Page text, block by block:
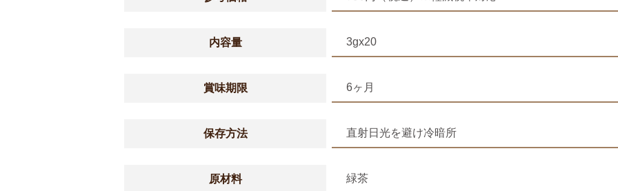
内容量 3gx20
賞味期限 6ヶ月
保存方法 直射日光を避け冷暗所
原材料 緑茶